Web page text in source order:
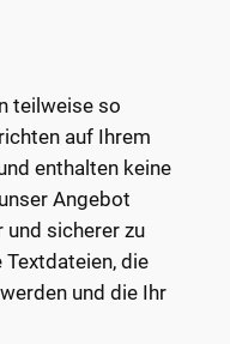
teilweise so
auf Ihrem
enthalten keine
Angebot
sicherer zu
die
und die Ihr